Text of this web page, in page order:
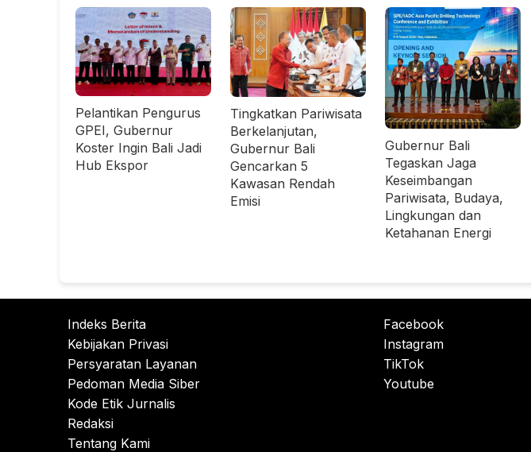
Pelantikan Pengurus
GPEI, Gubernur
Koster Ingin Bali Jadi
Hub Ekspor
Tingkatkan Pariwisata
Berkelanjutan,
Gubernur Bali
Gencarkan 5
Kawasan Rendah
Emisi
Gubernur Bali
Tegaskan Jaga
Keseimbangan
Pariwisata, Budaya,
Lingkungan dan
Ketahanan Energi
Indeks Berita
Kebijakan Privasi
Persyaratan Layanan
Pedoman Media Siber
Kode Etik Jurnalis
Redaksi
Tentang Kami
Facebook
Instagram
TikTok
Youtube